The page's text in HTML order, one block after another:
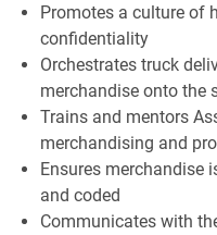
Promotes a culture of
confidentiality
Orchestrates truck
merchandise onto the
Trains and mentors
merchandising and
Ensures merchandise
and coded
Communicates with